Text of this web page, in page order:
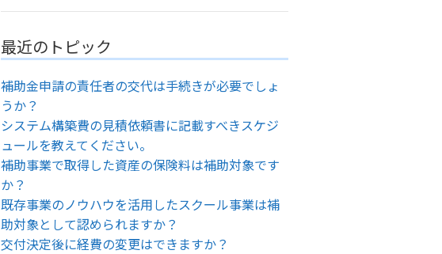
最近のトピック
補助金申請の責任者の交代は手続きが必要でしょ
うか？
システム構築費の見積依頼書に記載すべきスケジ
ュールを教えてください。
補助事業で取得した資産の保険料は補助対象です
か？
既存事業のノウハウを活用したスクール事業は補
助対象として認められますか？
交付決定後に経費の変更はできますか？